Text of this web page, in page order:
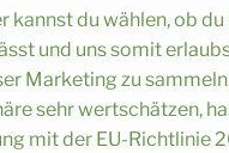
und sehr bekömmliche
Soßenvarianten
Tisch und erfreut
kannst du wählen, ob
und uns somit
Marketing zu
sehr wertschätzen,
mit der EU-Richtlinie